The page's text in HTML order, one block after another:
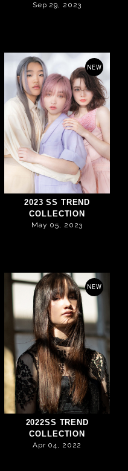
Sep 29, 2023
NEW
2023 SS TREND
COLLECTION
May 05, 2023
NEW
2022SS TREND
COLLECTION
Apr 04, 2022